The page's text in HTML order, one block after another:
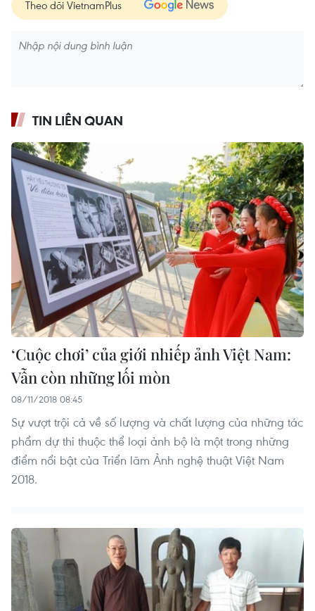
Theo dõi VietnamPlus
TIN LIÊN QUAN
‘Cuộc chơi’ của giới nhiếp ảnh Việt Nam:
Vẫn còn những lối mòn
08/11/2018 08:45
Sự vượt trội cả về số lượng và chất lượng của những tác
phẩm dự thi thuộc thể loại ảnh bộ là một trong những
điểm nổi bật của Triển lãm Ảnh nghệ thuật Việt Nam
2018.